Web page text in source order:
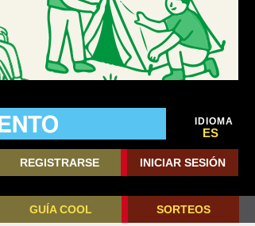
IDIOMA
ES
REGISTRARSE INICIAR SESIÓN
GUÍA COOL SORTEOS